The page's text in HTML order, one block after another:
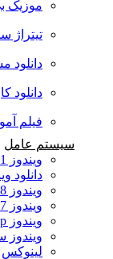
موزیک
تیتراژ
دانلود
دانلود
فیلم
سیستم عامل
ویندوز 11
دانلود
ویندوز 8 و 8.1
ویندوز 7
ویندوز xp
ویندوز
لینوکس